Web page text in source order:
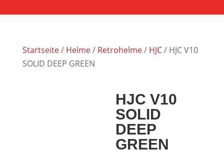
Startseite/ Helme/ Retrohelme/ HJC/ HJC V10
SOLID DEEP GREEN
HJC V10
SOLID
DEEP
GREEN